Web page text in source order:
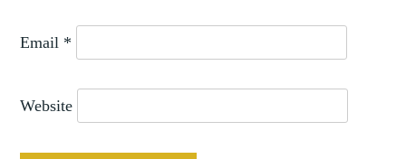
Email *
Website